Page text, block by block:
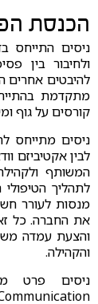
הכנסת
ניסים התייחס
ולחיבור בין
להיבטים אחרים
מתקדמת
קורסים על גוף
ניסים מתייחס
לבין אקטיביזם
המשותף
לתהליך
מנסות לעורר
את החברה. כל
והצעת עמדה
והקהילה.